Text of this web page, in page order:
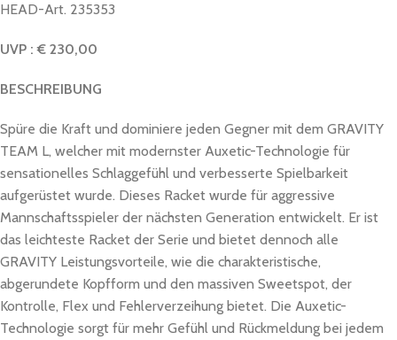
HEAD-Art. 235353
UVP : € 230,00
BESCHREIBUNG
Spüre die Kraft und dominiere jeden Gegner mit dem GRAVITY
TEAM L, welcher mit modernster Auxetic-Technologie für
sensationelles Schlaggefühl und verbesserte Spielbarkeit
aufgerüstet wurde. Dieses Racket wurde für aggressive
Mannschaftsspieler der nächsten Generation entwickelt. Er ist
das leichteste Racket der Serie und bietet dennoch alle
GRAVITY Leistungsvorteile, wie die charakteristische,
abgerundete Kopfform und den massiven Sweetspot, der
Kontrolle, Flex und Fehlerverzeihung bietet. Die Auxetic-
Technologie sorgt für mehr Gefühl und Rückmeldung bei jedem